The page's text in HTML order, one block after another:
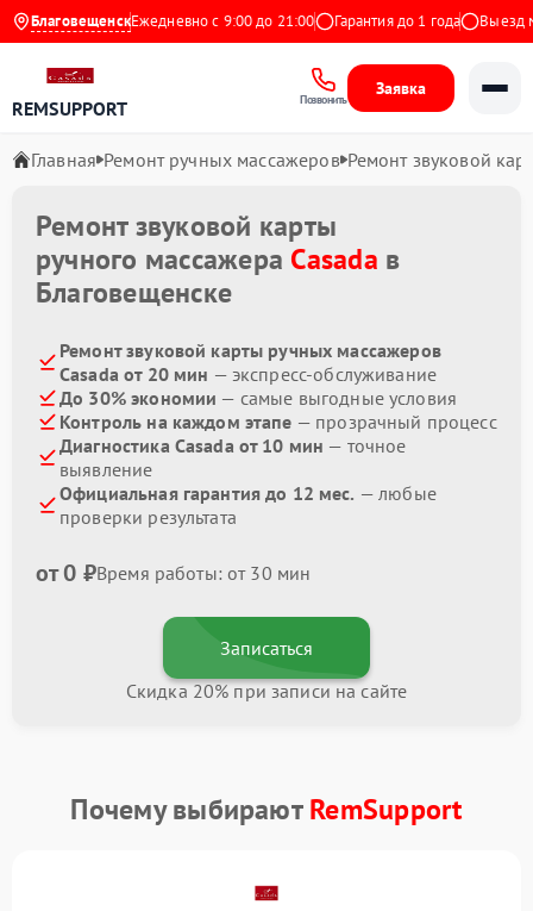
Благовещенск
на Яндекс Ежедневно с 9:00 до 21:00 Гарантия до 1 года Выезд
REMSUPPORT Позвонить
Заявка
Главная Ремонт ручных массажеров Ремонт звуковой
Ремонт звуковой карты
ручного массажера Casada в
Благовещенске
Ремонт звуковой карты ручных массажеров
Casada от 20 мин — экспресс-обслуживание
До 30% экономии — самые выгодные условия
Контроль на каждом этапе — прозрачный процесс
Диагностика Casada от 10 мин — точное
выявление
Официальная гарантия до 12 мес. — любые
проверки результата
от 0 ₽Время работы: от 30 мин
Записаться
Скидка 20% при записи на сайте
Почему выбираютRemSupport